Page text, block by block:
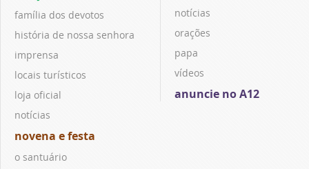
família dos devotos
história de nossa senhora
imprensa
locais turísticos
loja oficial
notícias
novena e festa
o santuário
notícias
orações
papa
vídeos
anuncie no A12